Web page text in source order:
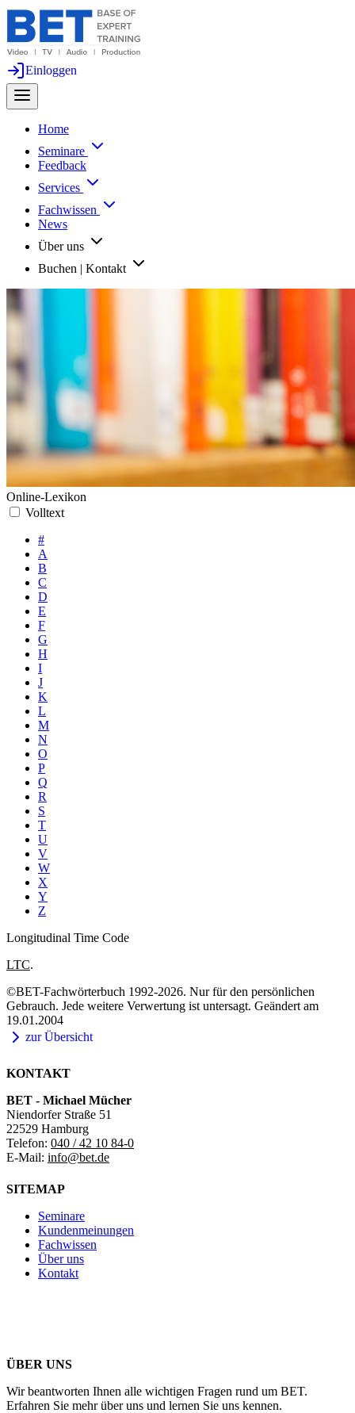
Einloggen
Home
Seminare
Feedback
Services
Fachwissen
News
Über uns
Buchen | Kontakt
Online-Lexikon
Volltext
#
A
B
C
D
E
F
G
H
I
J
K
L
M
N
O
P
Q
R
S
T
U
V
W
X
Y
Z
Longitudinal Time Code
LTC.
©BET-Fachwörterbuch 1992-2026. Nur für den persönlichen
Gebrauch. Jede weitere Verwertung ist untersagt. Geändert am
19.01.2004
zur Übersicht
KONTAKT
BET - Michael Mücher
Niendorfer Straße 51
22529 Hamburg
Telefon: 040 / 42 10 84-0
E-Mail: info@bet.de
SITEMAP
Seminare
Kundenmeinungen
Fachwissen
Über uns
Kontakt
ÜBER UNS
Wir beantworten Ihnen alle wichtigen Fragen rund um BET.
Erfahren Sie mehr über uns und lernen Sie uns kennen.